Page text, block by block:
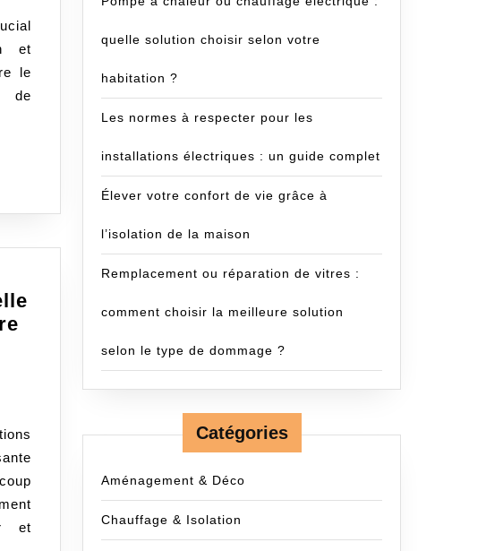
et
le
de
et
quelle solution choisir selon votre
habitation ?
Les normes à respecter pour les
installations électriques : un guide complet
Élever votre confort de vie grâce à
l’isolation de la maison
Remplacement ou réparation de vitres :
comment choisir la meilleure solution
selon le type de dommage ?
Catégories
Aménagement & Déco
Chauffage & Isolation